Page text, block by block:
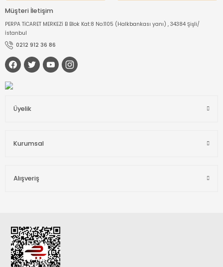
Müşteri İletişim
PERPA TİCARET MERKEZİ B Blok Kat:8 No:1105 (Halkbankası yanı) , 34384 Şişli/
İstanbul
0212 912 36 86
Üyelik
Kurumsal
Alışveriş